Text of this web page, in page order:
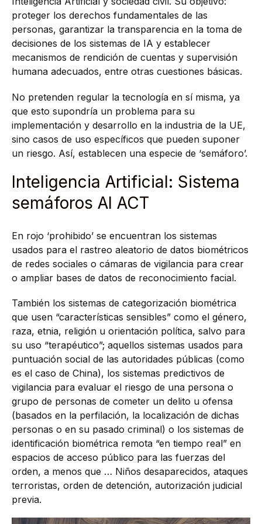
proteger los derechos fundamentales de las
personas, garantizar la transparencia en la toma de
decisiones de los sistemas de IA y establecer
mecanismos de rendición de cuentas y supervisión
humana adecuados, entre otras cuestiones básicas.
No pretenden regular la tecnología en sí misma, ya
que esto supondría un problema para su
implementación y desarrollo en la industria de la UE,
sino casos de uso específicos que pueden suponer
un riesgo. Así, establecen una especie de ‘semáforo’.
Inteligencia Artificial: Sistema
semáforos AI ACT
En rojo ‘prohibido’ se encuentran los sistemas
usados para el rastreo aleatorio de datos biométricos
de redes sociales o cámaras de vigilancia para crear
o ampliar bases de datos de reconocimiento facial.
También los sistemas de categorización biométrica
que usen “características sensibles” como el género,
raza, etnia, religión u orientación política, salvo para
su uso “terapéutico”; aquellos sistemas usados para
puntuación social de las autoridades públicas (como
es el caso de China), los sistemas predictivos de
vigilancia para evaluar el riesgo de una persona o
grupo de personas de cometer un delito u ofensa
(basados en la perfilación, la localización de dichas
personas o en su pasado criminal) o los sistemas de
identificación biométrica remota “en tiempo real” en
espacios de acceso público para las fuerzas del
orden, a menos que … Niños desaparecidos, ataques
terroristas, orden de detención, autorización judicial
previa.